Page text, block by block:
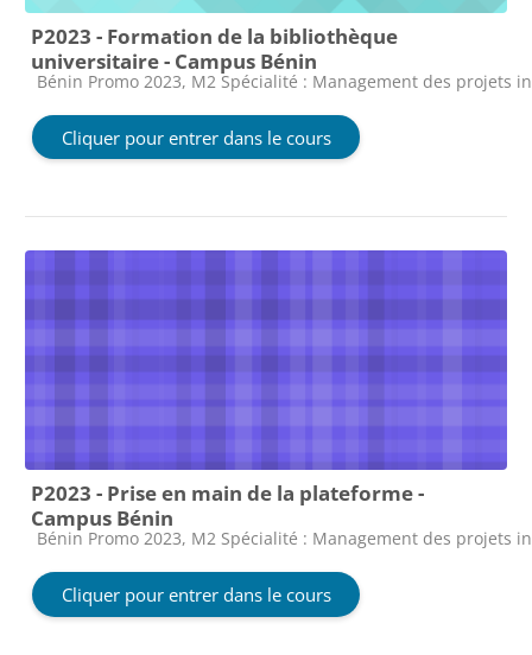
P2023 - Formation de la bibliothèque
universitaire - Campus Bénin
Catégorie de cours
Bénin Promo 2023, M2 Spécialité : Management des projets
Cliquer pour entrer dans le cours
P2023 - Prise en main de la plateforme -
Campus Bénin
Catégorie de cours
Bénin Promo 2023, M2 Spécialité : Management des projets
Cliquer pour entrer dans le cours